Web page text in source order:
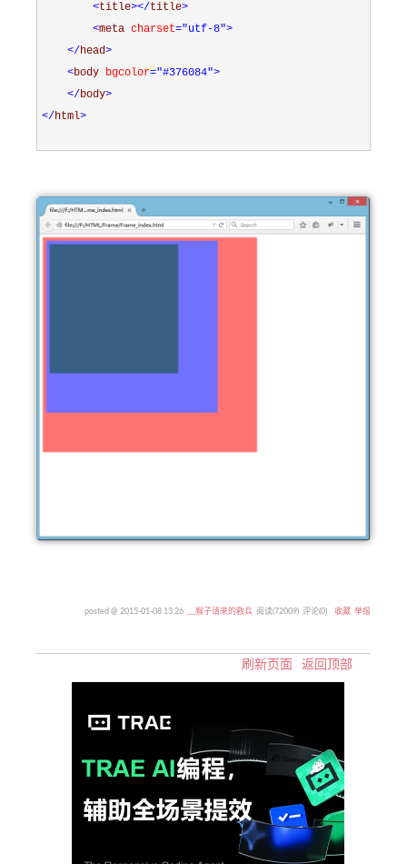
<title></title>
<meta charset="utf-8">
</head>
<body bgcolor="#376084">
</body>
</html>
posted @ 2015-01-08 13:26 ﹏猴子请来的救兵 阅读( 72009) 评论(0) 收藏 举报
刷新页面 返回顶部